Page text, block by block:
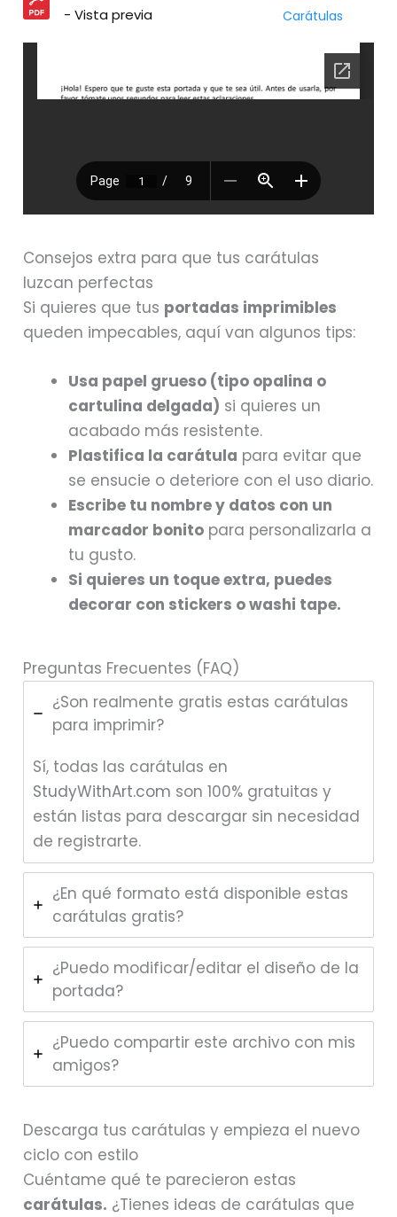
- Vista previa
Carátulas
Consejos extra para que tus carátulas
luzcan perfectas
Si quieres que tus portadas imprimibles
queden impecables, aquí van algunos tips:
Usa papel grueso (tipo opalina o
cartulina delgada) si quieres un
acabado más resistente.
Plastifica la carátula para evitar que
se ensucie o deteriore con el uso diario.
Escribe tu nombre y datos con un
marcador bonito para personalizarla a
tu gusto.
Si quieres un toque extra, puedes
decorar con stickers o washi tape.
Preguntas Frecuentes (FAQ)
¿Son realmente gratis estas carátulas
para imprimir?
Sí, todas las carátulas en
StudyWithArt.com son 100% gratuitas y
están listas para descargar sin necesidad
de registrarte.
¿En qué formato está disponible estas
carátulas gratis?
¿Puedo modificar/editar el diseño de la
portada?
¿Puedo compartir este archivo con mis
amigos?
Descarga tus carátulas y empieza el nuevo
ciclo con estilo
Cuéntame qué te parecieron estas
carátulas. ¿Tienes ideas de carátulas que